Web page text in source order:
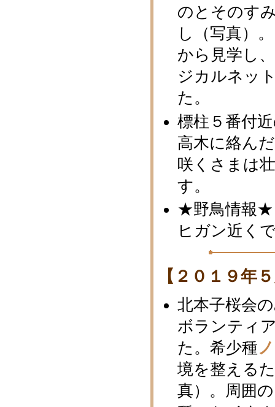
のとそのす
し（写真）
から見学し
ジカルネッ
た。
標柱５番付
高木に絡ん
咲くさまは
す。
★野鳥情報★
ヒガン近く
【２０１９年
北本子桜会
ボランティ
た。希少種
境を整える
真）。周囲